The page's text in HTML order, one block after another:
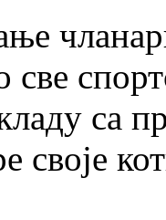
са
своје